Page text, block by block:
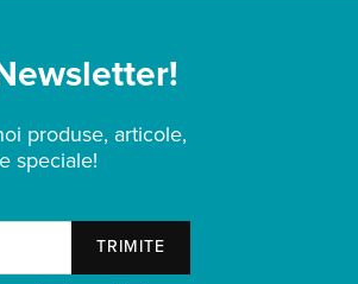
produse, articole,
speciale!
TRIMITE